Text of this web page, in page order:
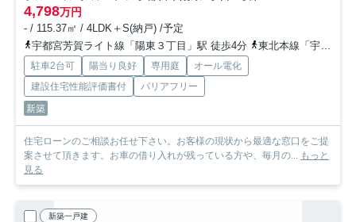
4,798万円
- / 115.37㎡ / 4LDK＋S(納戸) /予定
宇都宮芳賀ライト線「陽東３丁目」駅 徒歩4分
東北本線「宇都宮」駅 徒歩33分
駐車2台可 陽当り良好 専用庭
オール電化
建設住宅性能評価書付
バリアフリー
新築
住宅ローンのご相談お任せ下さい。お客様の現状から最適な窓口をご提
案させて頂きます。お車の借り入れが残っている方や、毎月の... もっと
見る
新築一戸建